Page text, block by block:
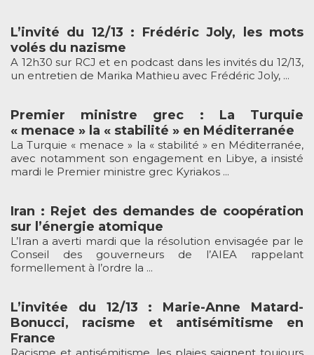
L’invité du 12/13 : Frédéric Joly, les mots
volés du nazisme
A 12h30 sur RCJ et en podcast dans les invités du 12/13,
un entretien de Marika Mathieu avec Frédéric Joly, ...
Premier ministre grec : La Turquie
« menace » la « stabilité » en Méditerranée
La Turquie « menace » la « stabilité » en Méditerranée,
avec notamment son engagement en Libye, a insisté
mardi le Premier ministre grec Kyriakos ...
Iran : Rejet des demandes de coopération
sur l’énergie atomique
L’Iran a averti mardi que la résolution envisagée par le
Conseil des gouverneurs de l’AIEA rappelant
formellement à l’ordre la ...
L’invitée du 12/13 : Marie-Anne Matard-
Bonucci, racisme et antisémitisme en
France